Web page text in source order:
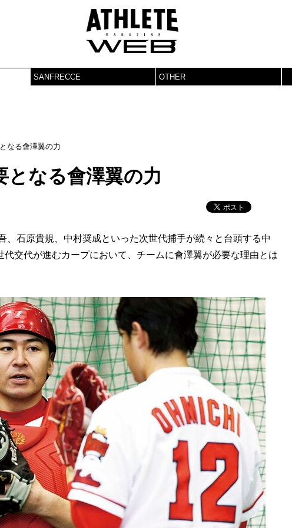
SANFRECCE OTHER
なる會澤翼の力
となる會澤翼の力
石原貴規、中村奨成といった次世代捕手が続々と台頭する中
交代が進むカープにおいて、チームに會澤翼が必要な理由とは